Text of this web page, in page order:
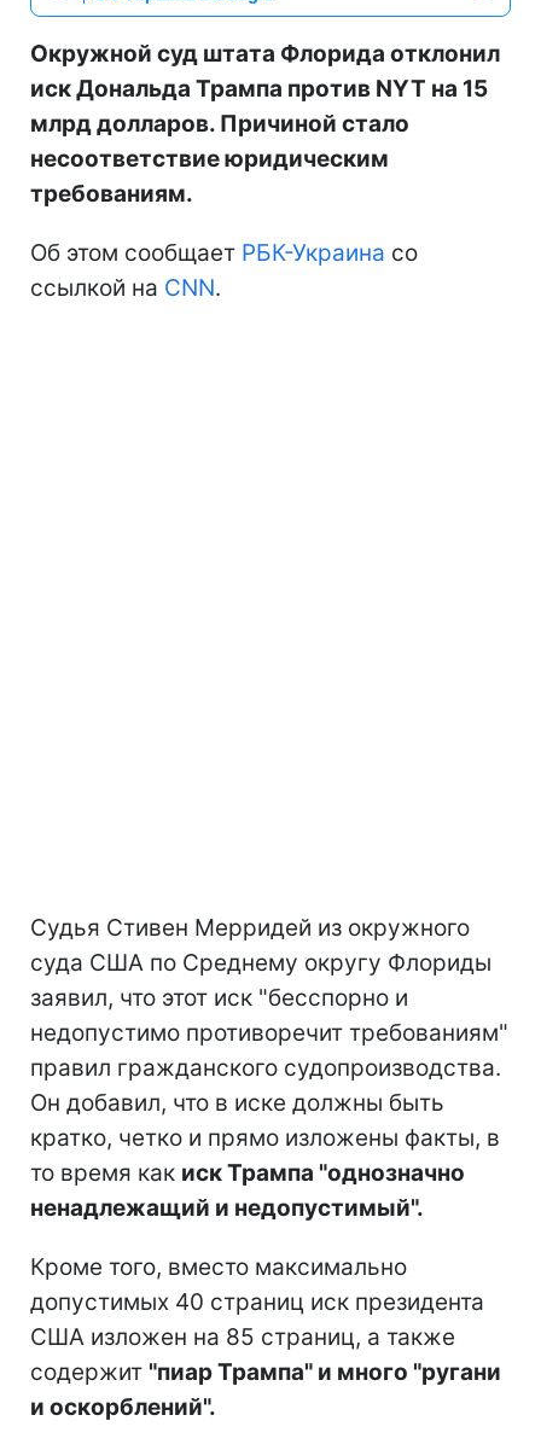
Окружной суд штата Флорида отклонил
иск Дональда Трампа против NYT на 15
млрд долларов. Причиной стало
несоответствие юридическим
требованиям.
Об этом сообщает РБК-Украина со
ссылкой на CNN.
Судья Стивен Мерридей из окружного
суда США по Среднему округу Флориды
заявил, что этот иск "бесспорно и
недопустимо противоречит требованиям"
правил гражданского судопроизводства.
Он добавил, что в иске должны быть
кратко, четко и прямо изложены факты, в
то время как иск Трампа "однозначно
ненадлежащий и недопустимый".
Кроме того, вместо максимально
допустимых 40 страниц иск президента
США изложен на 85 страниц, а также
содержит "пиар Трампа" и много "ругани
и оскорблений".